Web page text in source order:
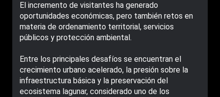
El incremento de visitantes ha generado
oportunidades económicas, pero también retos en
materia de ordenamiento territorial, servicios
públicos y protección ambiental.
Entre los principales desafíos se encuentran el
crecimiento urbano acelerado, la presión sobre la
infraestructura básica y la preservación del
ecosistema lagunar, considerado uno de los